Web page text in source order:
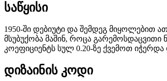
საწყისი
1950-ში დებიუტი და შემდეგ მიყოლებით
მსუბუქობა მაშინ, როცა
კოეფიციენტს სულ 0.20-ზე ქვემოთ
დიზაინის კოდი